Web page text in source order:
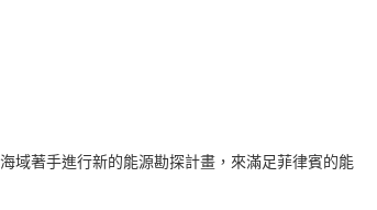
域著手進行新的能源勘探計畫，來滿足菲律賓的能